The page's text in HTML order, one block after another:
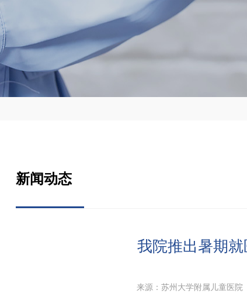
新闻动态
我院推出暑期
来源：苏州大学附属儿童医